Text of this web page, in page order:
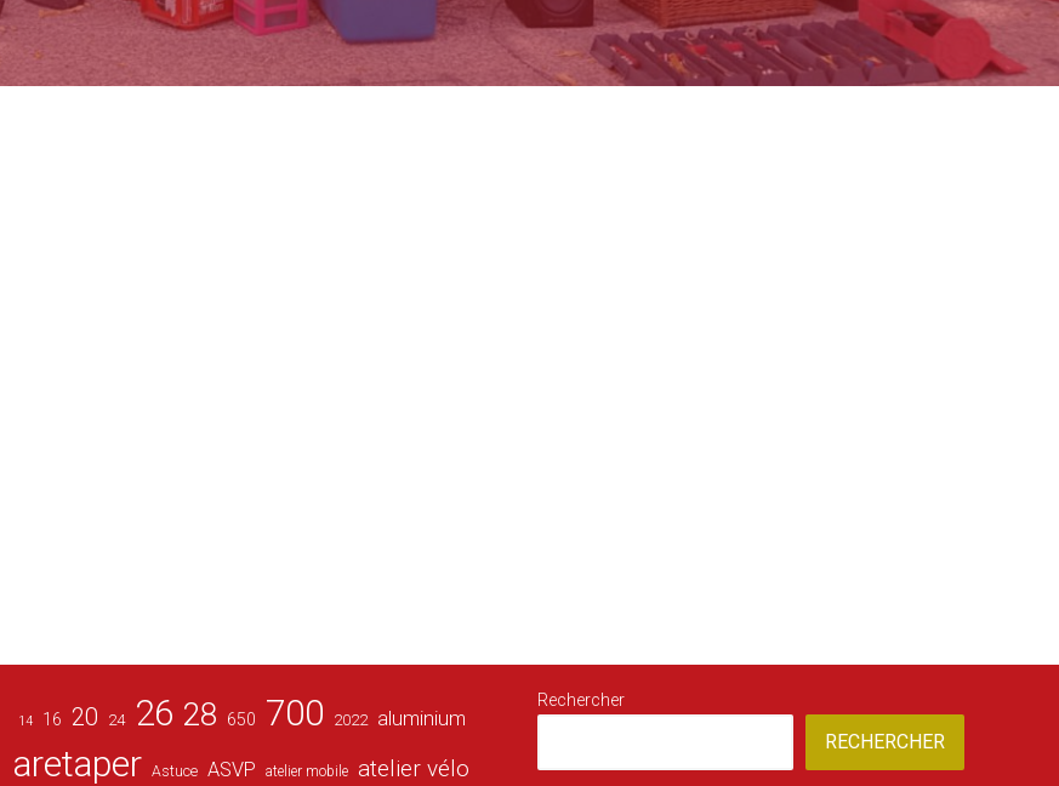
14 16 20 24 26 28 650 700 2022 aluminium
aretaper Astuce ASVP atelier mobile atelier vélo
Rechercher
RECHERCHER